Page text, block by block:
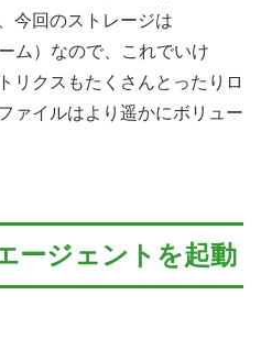
今回のストレージは
ム）なので、これでいけ
リクスもたくさんとったりロ
ァイルはより遥かにボリュー
ージェントを起動